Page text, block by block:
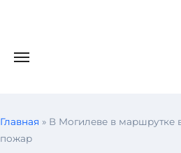
Главная » В Могилеве в маршрутке
пожар